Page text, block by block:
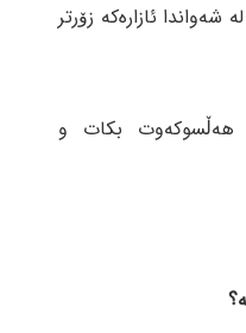
شەواندا ئازارەکە زۆرتر
هەڵسوکەوت بکات و